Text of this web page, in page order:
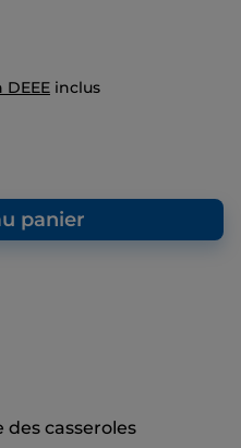
de vente que
nous vous
pas de remise
inclus
panier
casseroles